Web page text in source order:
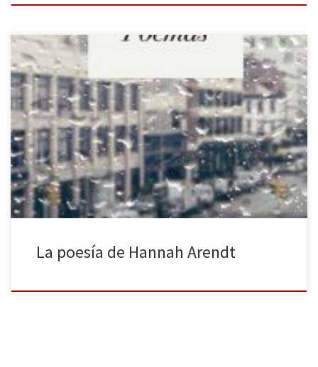
“La poesía ha sido muy importante en mi vida”, afirmaba Hannah
Arendt en una entrevista. Sin embargo, no son muchos los que
saben que la pensadora alemana, además de filósofa, también
fue poeta. Ahora, la editorial Herder recoge en un volumen sus
Poemas, traducidos al castellano por Alberto Ciria. La […]
La poesía de Hannah Arendt